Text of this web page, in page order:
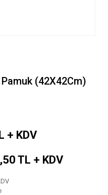
(42X42Cm)
+ KDV
TL + KDV